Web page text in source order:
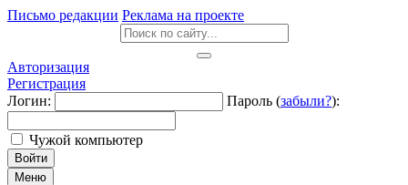
Письмо редакции Реклама на проекте
Авторизация
Регистрация
Логин:
Пароль (забыли?):
Чужой компьютер
Войти
Меню